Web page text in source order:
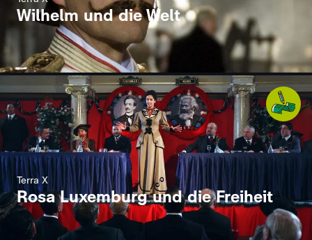
Wilhelm und die Welt
Terra X
Rosa Luxemburg und die Freiheit